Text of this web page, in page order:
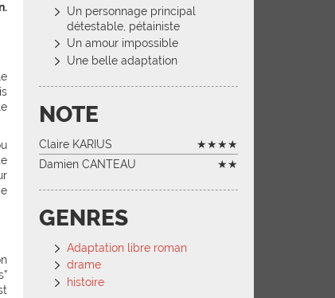
Un personnage principal
détestable, pétainiste
Un amour impossible
Une belle adaptation
NOTE
Claire KARIUS
★★★★
Damien CANTEAU
★★
GENRES
Adaptation libre roman
drame
histoire